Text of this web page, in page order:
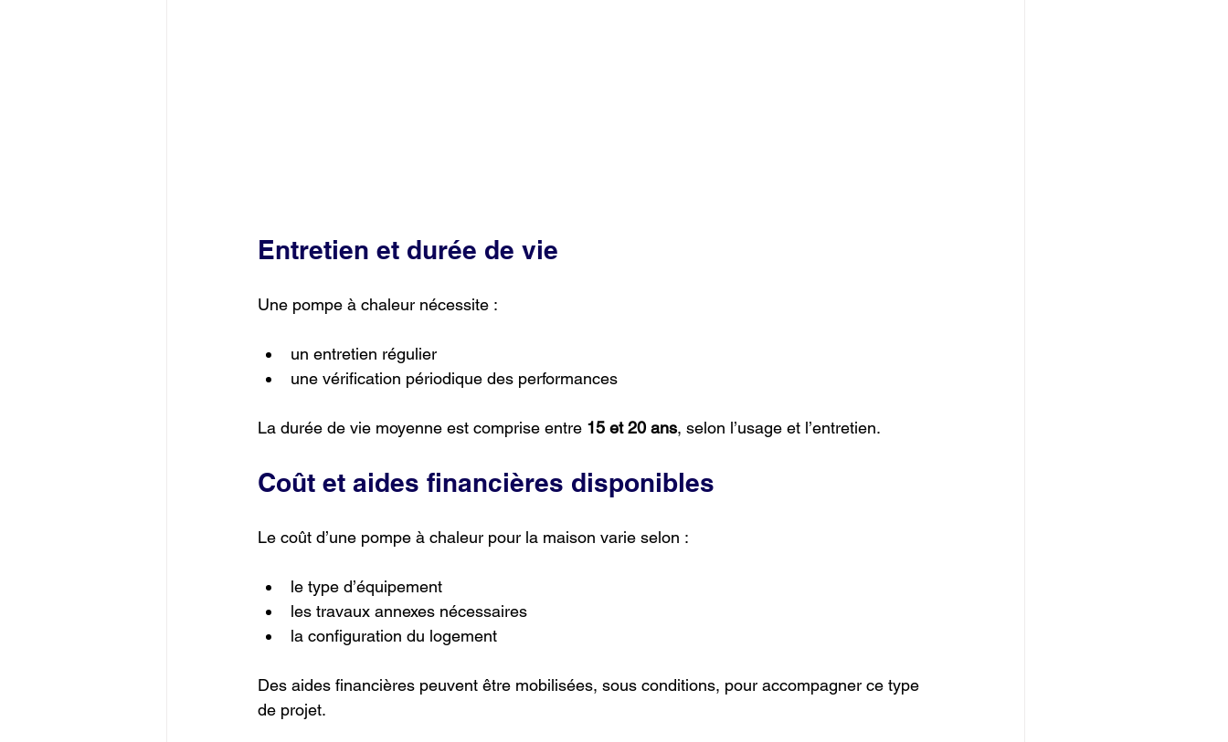
Entretien et durée de vie
Une pompe à chaleur nécessite :
un entretien régulier
une vérification périodique des performances
La durée de vie moyenne est comprise entre 15 et 20 ans, selon l’usage et l’entretien.
Coût et aides financières disponibles
Le coût d’une pompe à chaleur pour la maison varie selon :
le type d’équipement
les travaux annexes nécessaires
la configuration du logement
Des aides financières peuvent être mobilisées, sous conditions, pour accompagner ce type
de projet.